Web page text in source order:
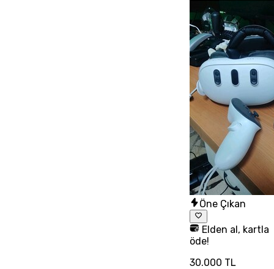
Öne Çıkan
Elden al, kartla
öde!
30.000 TL